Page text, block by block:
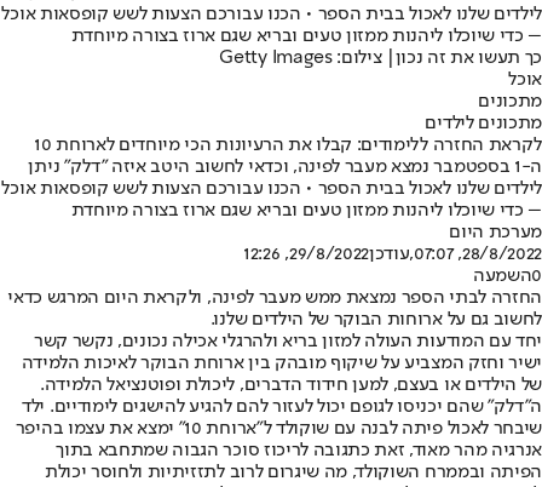
לילדים שלנו לאכול בבית הספר • הכנו עבורכם הצעות לשש קופסאות אוכל
– כדי שיוכלו ליהנות ממזון טעים ובריא שגם ארוז בצורה מיוחדת
כך תעשו את זה נכון| צילום: Getty Images
אוכל
מתכונים
מתכונים לילדים
לקראת החזרה ללימודים: קבלו את הרעיונות הכי מיוחדים לארוחת 10
ה-1 בספטמבר נמצא מעבר לפינה, וכדאי לחשוב היטב איזה "דלק" ניתן
לילדים שלנו לאכול בבית הספר • הכנו עבורכם הצעות לשש קופסאות אוכל
– כדי שיוכלו ליהנות ממזון טעים ובריא שגם ארוז בצורה מיוחדת
מערכת היום
28/8/2022, 07:07
,עודכן29/8/2022, 12:26
0השמעה
החזרה לבתי הספר נמצאת ממש מעבר לפינה, ולקראת היום המרגש כדאי
לחשוב גם על ארוחות הבוקר של הילדים שלנו.
יחד עם המודעות העולה למזון בריא ולהרגלי אכילה נכונים, נקשר קשר
ישיר וחזק המצביע על שיקוף מובהק בין ארוחת הבוקר לאיכות הלמידה
של הילדים או בעצם, למען חידוד הדברים, ליכולת ופוטנציאל הלמידה.
ה"דלק" שהם יכניסו לגופם יכול לעזור להם להגיע להישגים לימודיים. ילד
שיבחר לאכול פיתה לבנה עם שוקולד ל"ארוחת 10" ימצא את עצמו בהיפר
אנרגיה מהר מאוד, זאת כתגובה לריכוז סוכר הגבוה שמתחבא בתוך
הפיתה ובממרח השוקולד, מה שיגרום לרוב לתזזיתיות ולחוסר יכולת